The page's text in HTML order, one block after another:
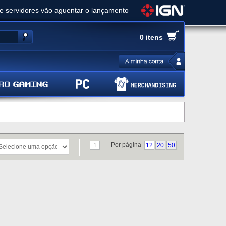
servidores vão aguentar o lançamento
cópias e vai receber novo conteúdo
Ghost of Yotei - Análise
Gear Solid Delta: Snake Eater - Análise
anuncia livestream para o Fallout Day
0 itens
Por página 12 20 50
1